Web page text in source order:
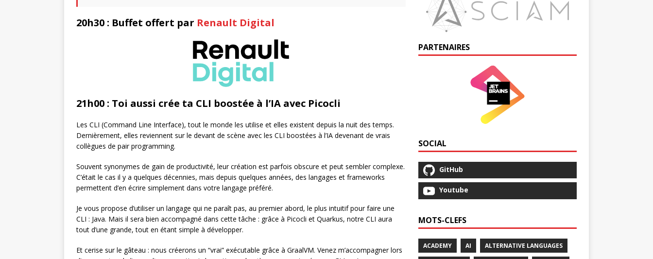
20h30 : Buffet offert par Renault Digital
21h00 : Toi aussi crée ta CLI boostée à l’IA avec Picocli
Les CLI (Command Line Interface), tout le monde les utilise et elles existent depuis la nuit des temps.
Dernièrement, elles reviennent sur le devant de scène avec les CLI boostées à l’IA devenant de vrais
collègues de pair programming.
Souvent synonymes de gain de productivité, leur création est parfois obscure et peut sembler complexe.
C’était le cas il y a quelques décennies, mais depuis quelques années, des langages et frameworks
permettent d’en écrire simplement dans votre langage préféré.
Je vous propose d’utiliser un langage qui ne paraît pas, au premier abord, le plus intuitif pour faire une
CLI : Java. Mais il sera bien accompagné dans cette tâche : grâce à Picocli et Quarkus, notre CLI aura
tout d’une grande, tout en étant simple à développer.
Et cerise sur le gâteau : nous créerons un “vrai” exécutable grâce à GraalVM. Venez m’accompagner lors
PARTENAIRES
SOCIAL
GitHub
Youtube
MOTS-CLEFS
ACADEMY AI ALTERNATIVE LANGUAGES